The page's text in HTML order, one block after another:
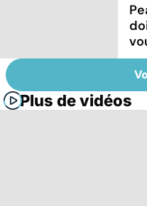
Plus de vidéos